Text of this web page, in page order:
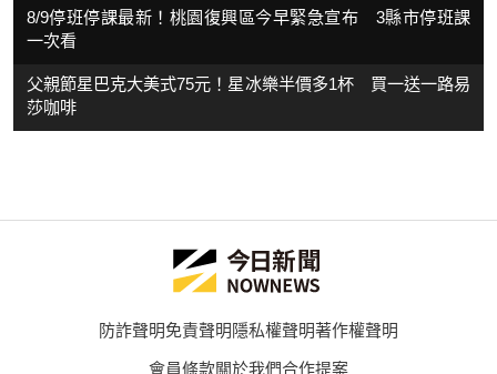
8/9停班停課最新！桃園復興區今早緊急宣布 3縣市停班課
一次看
父親節星巴克大美式75元！星冰樂半價多1杯 買一送一路易
莎咖啡
防詐聲明免責聲明隱私權聲明著作權聲明
會員條款關於我們合作提案